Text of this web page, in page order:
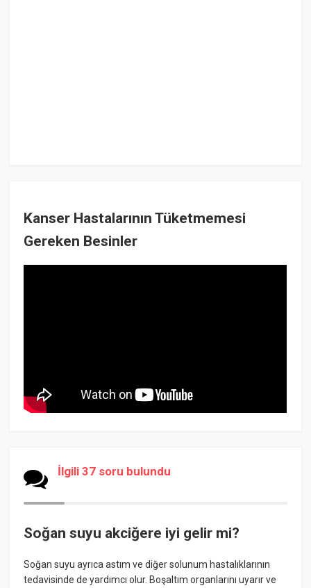
Kanser Hastalarının Tüketmemesi
Gereken Besinler
İlgili 37 soru bulundu
Soğan suyu akciğere iyi gelir mi?
Soğan suyu ayrıca astım ve diğer solunum hastalıklarının
tedavisinde de yardımcı olur. Boşaltım organlarını uyarır ve